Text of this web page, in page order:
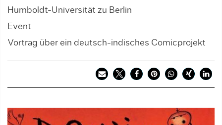
Humboldt-Universität zu Berlin
Event
Vortrag über ein deutsch-indisches Comicprojekt